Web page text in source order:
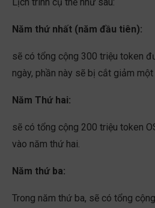
Năm thứ nhất (năm đầu tiên):
sẽ có tổng cộng 300 triệu token
ngày, phần này sẽ bị cắt giảm
Năm Thứ hai:
sẽ có tổng cộng 200 triệu token
vào năm thứ hai.
Năm thứ ba:
Trong năm thứ ba, sẽ có tổng